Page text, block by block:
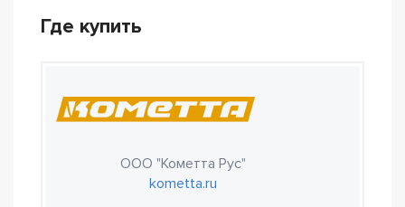
Где купить
ООО "Кометта Рус"
kometta.ru